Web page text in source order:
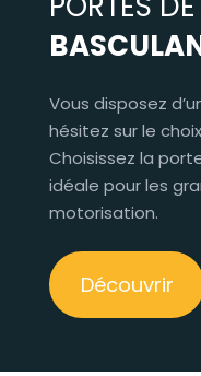
Vous disposez
hésitez sur le
Choisissez la
idéale pour les
motorisation.
Découvrir